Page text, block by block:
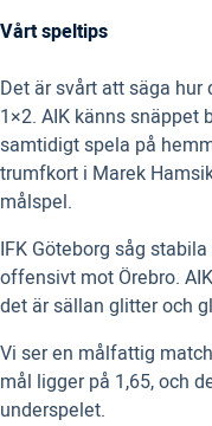
Vårt speltips
Det är svårt att säga
1×2. AIK känns
samtidigt spela på
trumfkort i Marek
målspel.
IFK Göteborg såg
offensivt mot Örebro.
det är sällan glitter och
Vi ser en målfattig
mål ligger på 1,65, och
underspelet.